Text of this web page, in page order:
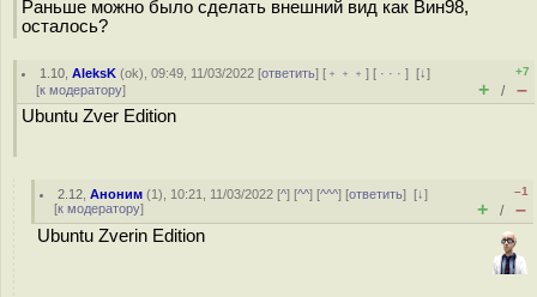
Раньше можно было сделать внешний вид как Вин98,
осталось?
1.10 ,AleksK (ok), 09:49, 11/03/2022 [ответить] [ ﹢﹢﹢] [ · · ·][↓]
[к модератору]
+7
+ / –
Ubuntu Zver Edition
2.12 ,Аноним (1), 10:21, 11/03/2022 [^] [^^] [^^^] [ответить][↓]
[к модератору]
–1
+ / –
Ubuntu Zverin Edition